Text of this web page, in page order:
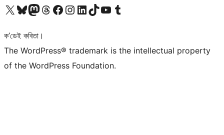
আমাৰ X (আগৰ Twitter) একাউণ্টলৈ যাওকআমাৰ Bluesky একাউণ্টলৈ যাওকআমাৰ Mastodon একাউণ্টলৈ যাওকআমাৰ Threads একাউণ্টলৈ যাওকআমাৰ Facebook পৃষ্ঠালৈ যাওকআমাৰ Instagram একাউণ্টলৈ যাওকআমাৰ LinkedIn একাউণ্টলৈ যাওকআমাৰ TikTok একাউণ্টলৈ যাওকআমাৰ YouTube চেনেললৈ যাওকআমাৰ Tumblr একাউণ্টলৈ যাওক
ক’ডেই কবিতা।
The WordPress® trademark is the intellectual property
of the WordPress Foundation.